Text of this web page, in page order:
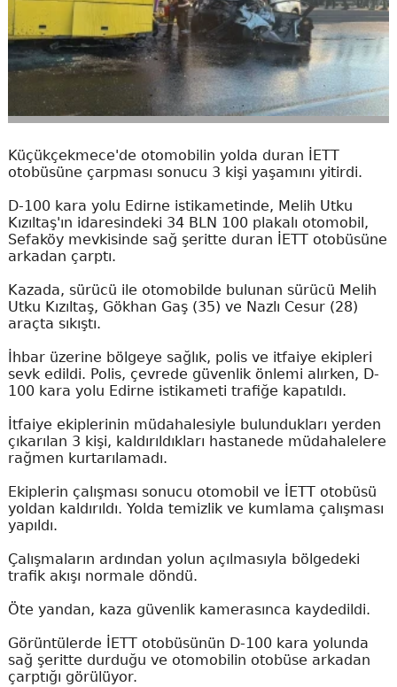
Küçükçekmece'de otomobilin yolda duran İETT
otobüsüne çarpması sonucu 3 kişi yaşamını yitirdi.
D-100 kara yolu Edirne istikametinde, Melih Utku
Kızıltaş'ın idaresindeki 34 BLN 100 plakalı otomobil,
Sefaköy mevkisinde sağ şeritte duran İETT otobüsüne
arkadan çarptı.
Kazada, sürücü ile otomobilde bulunan sürücü Melih
Utku Kızıltaş, Gökhan Gaş (35) ve Nazlı Cesur (28)
araçta sıkıştı.
İhbar üzerine bölgeye sağlık, polis ve itfaiye ekipleri
sevk edildi. Polis, çevrede güvenlik önlemi alırken, D-
100 kara yolu Edirne istikameti trafiğe kapatıldı.
İtfaiye ekiplerinin müdahalesiyle bulundukları yerden
çıkarılan 3 kişi, kaldırıldıkları hastanede müdahalelere
rağmen kurtarılamadı.
Ekiplerin çalışması sonucu otomobil ve İETT otobüsü
yoldan kaldırıldı. Yolda temizlik ve kumlama çalışması
yapıldı.
Çalışmaların ardından yolun açılmasıyla bölgedeki
trafik akışı normale döndü.
Öte yandan, kaza güvenlik kamerasınca kaydedildi.
Görüntülerde İETT otobüsünün D-100 kara yolunda
sağ şeritte durduğu ve otomobilin otobüse arkadan
çarptığı görülüyor.